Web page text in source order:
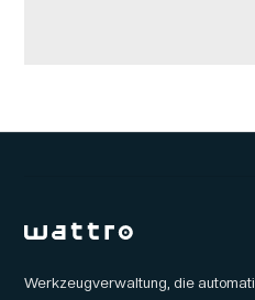
Werkzeugverwaltung, die